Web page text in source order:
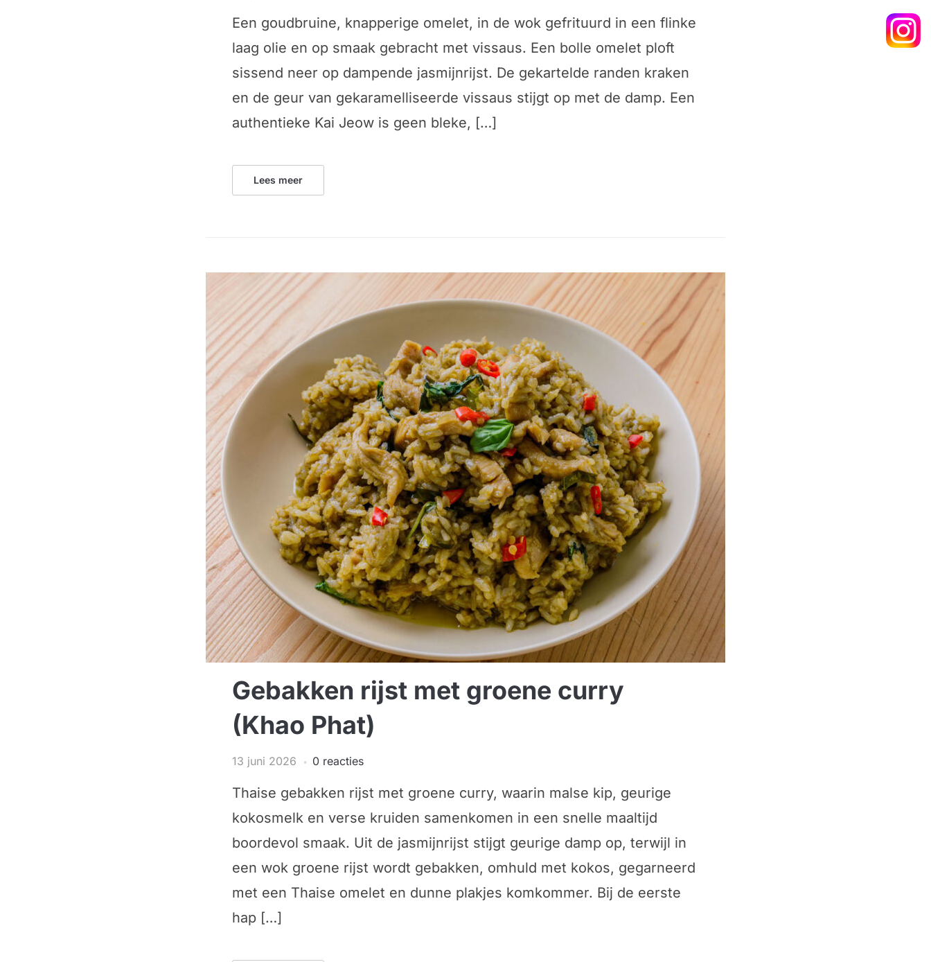
Een goudbruine, knapperige omelet, in de wok gefrituurd in een flinke
laag olie en op smaak gebracht met vissaus. Een bolle omelet ploft
sissend neer op dampende jasmijnrijst. De gekartelde randen kraken
en de geur van gekaramelliseerde vissaus stijgt op met de damp. Een
authentieke Kai Jeow is geen bleke, […]
Lees meer
Gebakken rijst met groene curry
(Khao Phat)
13 juni 2026 0 reacties
Thaise gebakken rijst met groene curry, waarin malse kip, geurige
kokosmelk en verse kruiden samenkomen in een snelle maaltijd
boordevol smaak. Uit de jasmijnrijst stijgt geurige damp op, terwijl in
een wok groene rijst wordt gebakken, omhuld met kokos, gegarneerd
met een Thaise omelet en dunne plakjes komkommer. Bij de eerste
hap […]